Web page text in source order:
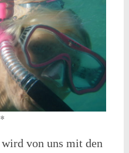
von uns mit den